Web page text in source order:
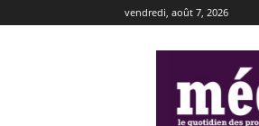
vendredi, août 7, 2026